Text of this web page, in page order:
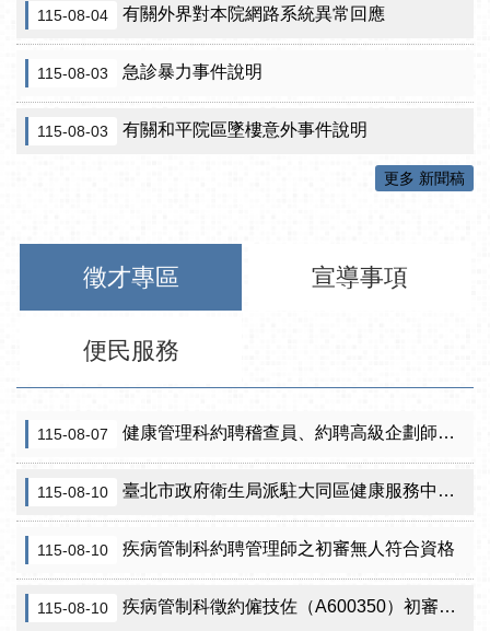
115-08-04 有關外界對本院網路系統異常回應
115-08-03 急診暴力事件說明
115-08-03 有關和平院區墜樓意外事件說明
更多 新聞稿
徵才專區 宣導事項
便民服務
115-08-07 健康管理科約聘稽查員、約聘高級企劃師之初審合格名單暨甄試公告
115-08-10 臺北市政府衛生局派駐大同區健康服務中心約聘資深企劃師(兼小組長)職務代理人徵才公告
115-08-10 疾病管制科約聘管理師之初審無人符合資格
115-08-10 疾病管制科徵約僱技佐（A600350）初審公告